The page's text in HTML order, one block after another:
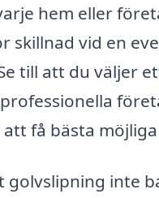
hem eller
skillnad vid en
till att du väljer
få bästa
golvslipning inte